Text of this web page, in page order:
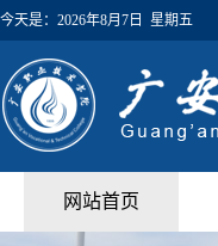
今天是： 2026年8月7日 星期五
网站首页